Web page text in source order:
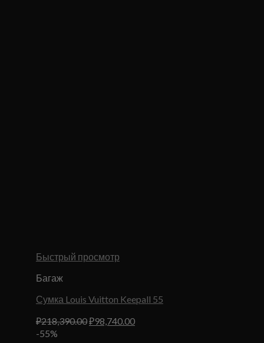
Быстрый просмотр
Багаж
Сумка Louis Vuitton Keepall 55
₽218,390.00Первоначальная
₽98,740.00Текущая
-55%